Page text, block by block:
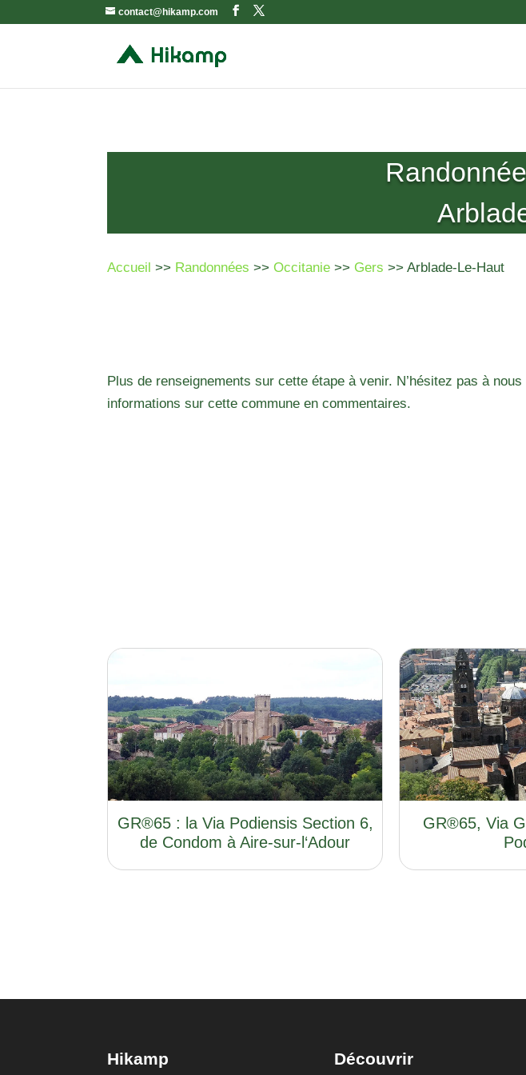
contact@hikamp.com
Accueil >> Randonnées >>Occitanie >> Gers >> Arblade-Le-Haut
Plus de renseignements sur cette étape à venir. N’hésitez pas à
informations sur cette commune en commentaires.
GR®65 : la Via Podiensis Section 6,
de Condom à Aire-sur-l‘Adour
GR®65, Via
Hikamp Découvrir